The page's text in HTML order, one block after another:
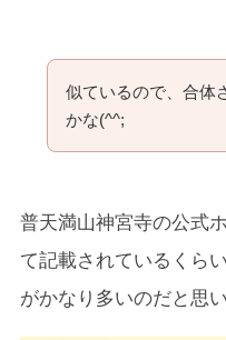
似ているので、合体
かな(^^;
普天満山神宮寺の公式
て記載されているくら
がかなり多いのだと思